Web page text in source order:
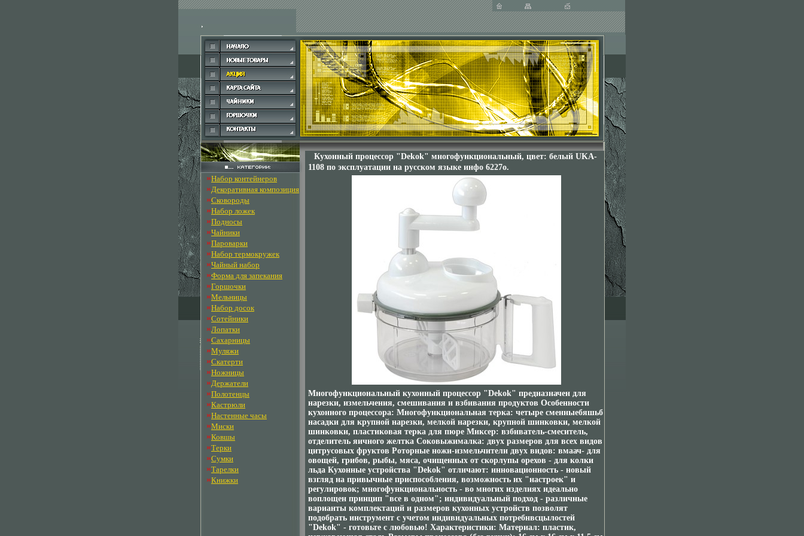
»Набор контейнеров
»Декоративная композиция
»Сковороды
»Набор ложек
»Подносы
»Чайники
»Пароварки
»Набор термокружек
»Чайный набор
»Форма для запекания
»Горшочки
»Мельницы
»Набор досок
»Сотейники
»Лопатки
»Сахарницы
»Муляжи
»Скатерти
»Ножницы
»Держатели
»Полотенцы
»Кастрюли
»Настенные часы
»Миски
»Ковшы
»Терки
»Сумки
»Тарелки
»Книжки
Кухонный процессор "Dekok" многофункциональный, цвет: белый UKA-
1108 по эксплуатации на русском языке инфо 6227o.
Многофункциональный кухонный процессор "Dekok" предназначен для
нарезки, измельчения, смешивания и взбивания продуктов Особенности
кухонного процессора: Многофункциональная терка: четыре сменныебяшьб
насадки для крупной нарезки, мелкой нарезки, крупной шинковки, мелкой
шинковки, пластиковая терка для пюре Миксер: взбиватель-смеситель,
отделитель яичного желтка Соковыжималка: двух размеров для всех видов
цитрусовых фруктов Роторные ножи-измельчители двух видов: вмаач- для
овощей, грибов, рыбы, мяса, очищенных от скорлупы орехов - для колки
льда Кухонные устройства "Dekok" отличают: инновационность - новый
взгляд на привычные приспособления, возможность их "настроек" и
регулировок; многофункциональность - во многих изделиях идеально
воплощен принцип "все в одном"; индивидуальный подход - различные
варианты комплектаций и размеров кухонных устройств позволят
подобрать инструмент с учетом индивидуальных потребнвсцылостей
"Dekok" - готовьте с любовью! Характеристики: Материал: пластик,